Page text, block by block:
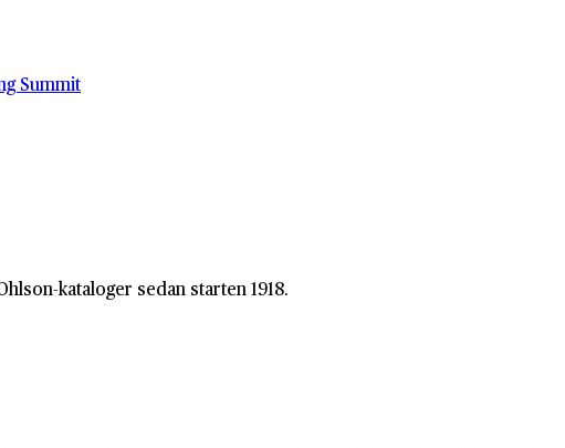
Summit
kataloger sedan starten 1918.